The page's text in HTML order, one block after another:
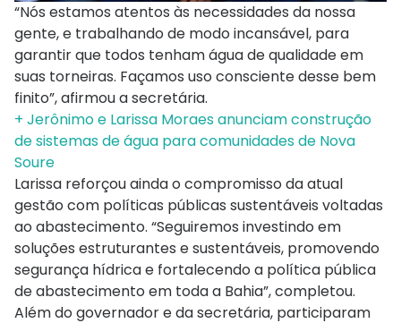
“Nós estamos atentos às necessidades da nossa
gente, e trabalhando de modo incansável, para
garantir que todos tenham água de qualidade em
suas torneiras. Façamos uso consciente desse bem
finito”, afirmou a secretária.
+ Jerônimo e Larissa Moraes anunciam construção
de sistemas de água para comunidades de Nova
Soure
Larissa reforçou ainda o compromisso da atual
gestão com políticas públicas sustentáveis voltadas
ao abastecimento. “Seguiremos investindo em
soluções estruturantes e sustentáveis, promovendo
segurança hídrica e fortalecendo a política pública
de abastecimento em toda a Bahia”, completou.
Além do governador e da secretária, participaram